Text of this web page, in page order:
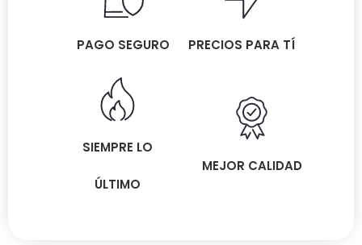
PAGO SEGURO PRECIOS PARA TÍ
SIEMPRE LO
ÚLTIMO
MEJOR CALIDAD